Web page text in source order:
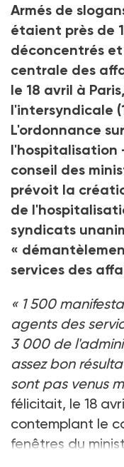
Armés de
étaient près de
déconcentrés
centrale des
le 18 avril à
l'intersyndicale
L'ordonnance
l'hospitalisation
conseil des
prévoit la
de
syndicats
«
services des
« 1 500
agents des
3 000 de
assez bon
sont pas venus
félicitait, le 18
contemplant le
fenêtres du